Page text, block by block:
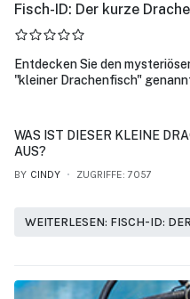
Fisch-ID: Der kurze
Entdecken Sie den
"kleiner Drachenfisch"
WAS IST DIESER KLEINE
AUS?
BY CINDY ZUGRIFFE: 7057
WEITERLESEN: FISCH-ID: